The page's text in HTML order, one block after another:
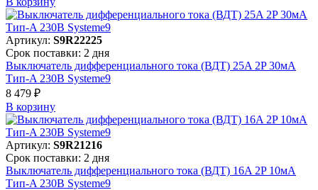
Артикул: S9R22225
Срок поставки: 2 дня
Выключатель дифференциального тока (ВДТ) 25A 2P 30мА
Тип-A 230В Systeme9
8 479 ₽
В корзинy
Артикул: S9R21216
Срок поставки: 2 дня
Выключатель дифференциального тока (ВДТ) 16A 2P 10мА
Тип-A 230В Systeme9